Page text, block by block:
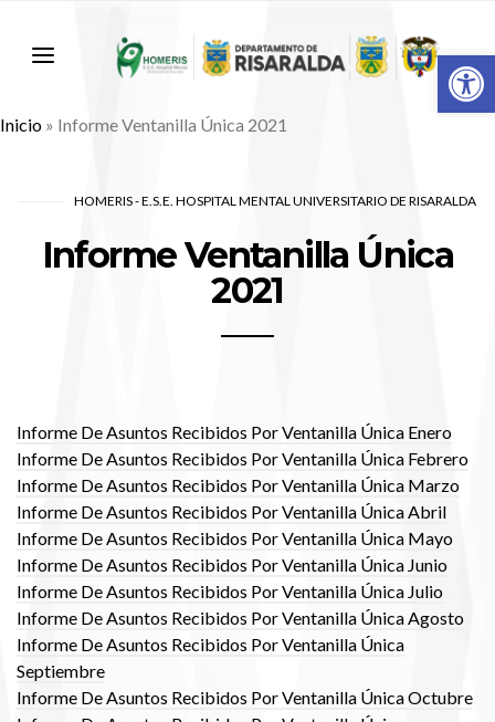
Inicio » Informe Ventanilla Única 2021
HOMERIS - E.S.E. HOSPITAL MENTAL UNIVERSITARIO DE RISARALDA
Informe Ventanilla Única
2021
Informe De Asuntos Recibidos Por Ventanilla Única Enero
Informe De Asuntos Recibidos Por Ventanilla Única Febrero
Informe De Asuntos Recibidos Por Ventanilla Única Marzo
Informe De Asuntos Recibidos Por Ventanilla Única Abril
Informe De Asuntos Recibidos Por Ventanilla Única Mayo
Informe De Asuntos Recibidos Por Ventanilla Única Junio
Informe De Asuntos Recibidos Por Ventanilla Única Julio
Informe De Asuntos Recibidos Por Ventanilla Única Agosto
Informe De Asuntos Recibidos Por Ventanilla Única
Septiembre
Informe De Asuntos Recibidos Por Ventanilla Única Octubre